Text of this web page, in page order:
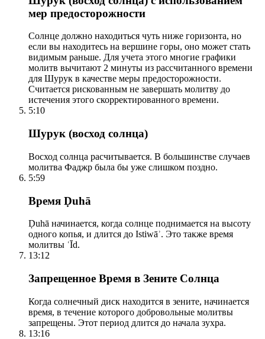
мер предосторожности
Солнце должно находиться чуть ниже горизонта, но
если вы находитесь на вершине горы, оно может стать
видимым раньше. Для учета этого многие графики
молитв вычитают 2 минуты из рассчитанного времени
для Шурук в качестве меры предосторожности.
Считается рискованным не завершать молитву до
истечения этого скорректированного времени.
5:10
Шурук (восход солнца)
Восход солнца расчитывается. В большинстве случаев
молитва Фаджр была бы уже слишком поздно.
5:59
Время Ḍuhā
Ḍuhā начинается, когда солнце поднимается на высоту
одного копья, и длится до Istiwāʾ. Это также время
молитвы ʿĪd.
13:12
Запрещенное Время в Зените Солнца
Когда солнечный диск находится в зените, начинается
время, в течение которого добровольные молитвы
запрещены. Этот период длится до начала зухра.
13:16